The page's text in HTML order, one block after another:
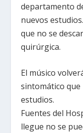
departamento
nuevos
que no se
quirúrgica.
El músico
sintomático que
estudios.
Fuentes del
llegue no se